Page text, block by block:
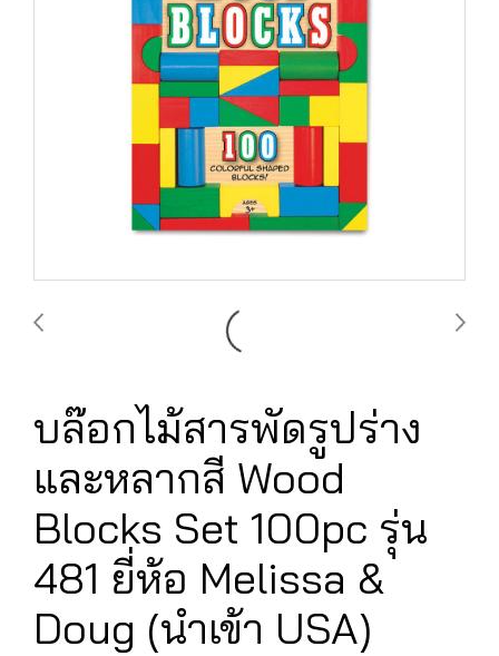
บล๊อกไม้สารพัดรูปร่าง
และหลากสี Wood
Blocks Set 100pc รุ่น
481 ยี่ห้อ Melissa &
Doug (นำเข้า USA)